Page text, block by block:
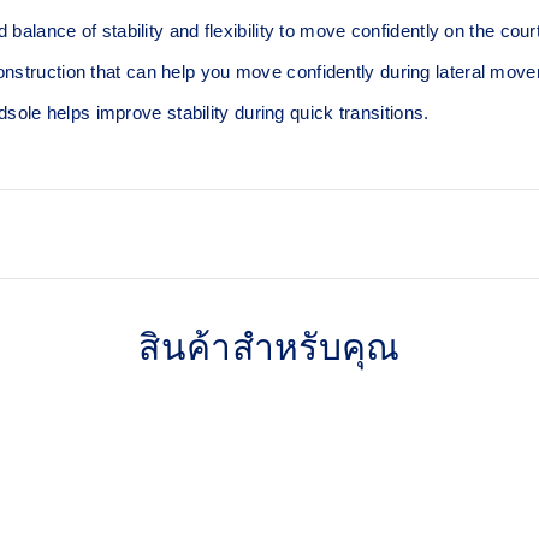
of stability and flexibility to move confidently on the
that can help you move confidently during lateral
helps improve stability during quick transitions.
and shock absorption
สินค้าสำหรับคุณ